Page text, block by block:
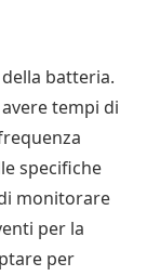
batteria.
tempi di
specifiche
monitorare
per la
per